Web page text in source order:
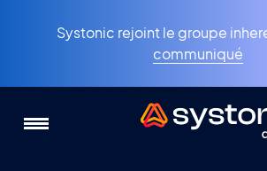
Systonic rejoint le groupe
communiqué